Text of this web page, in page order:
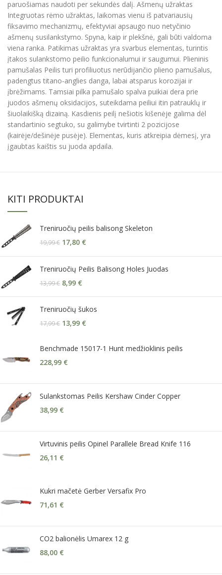
paruošiamas naudoti per sekundės dalį. Ašmenų užraktas
Integruotas rėmo užraktas, laikomas vienu iš patvariausių
fiksavimo mechanizmų, efektyviai apsaugo nuo netyčinio
ašmenų susilankstymo. Spyna, kaip ir plekšnė, gali būti valdoma
viena ranka. Patikimas užraktas yra svarbus elementas, turintis
įtakos sulankstomo peilio funkcionalumui ir saugumui. Plieninis
pamušalas Peilis turi profiliuotus nerūdijančio plieno pamušalus,
padengtus titano-anglies danga, labai atsparus korozijai ir
įbrėžimams. Tamsiai pilka pamušalo spalva puikiai dera prie
juodos ašmenų oksidacijos, suteikdama peiliui itin patrauklų ir
šiuolaikišką dizainą. Kasdienis peilį nešiotis kišenėje galima dėl
standartinio segtuko, su galimybe tvirtinti 2 pozicijose
(kairėje/dešinėje pusėje). Elementas, kuris atkreipia dėmesį, yra
įgaubtas kaištis su juoda apdaila.
KITI PRODUKTAI
Treniruočių peilis balisong Skeleton
19,99€ 17,80 €
Treniruočių Peilis Balisong Holes Juodas
13,99€ 8,99 €
Treniruočių šukos
17,99€ 13,99 €
Benchmade 15017-1 Hunt medžioklinis peilis
228,99 €
Sulankstomas Peilis Kershaw Cinder Copper
38,99 €
Virtuvinis peilis Opinel Parallele Bread Knife 116
26,11 €
Kukri mačetė Gerber Versafix Pro
71,61 €
CO2 balionėlis Umarex 12 g
88,00 €